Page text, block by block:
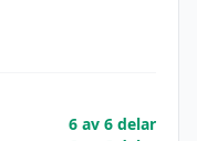
6 av 6 delar